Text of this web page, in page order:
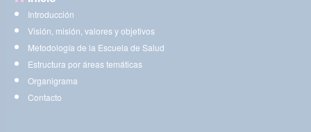
Introducción
Visión, misión, valores y objetivos
Metodología de la Escuela de Salud
Estructura por áreas temáticas
Organigrama
Contacto